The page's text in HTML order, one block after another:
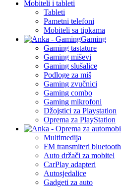
Mobiteli i tableti
Tableti
Pametni telefoni
Mobiteli sa tipkama
Gaming
Gaming tastature
Gaming miševi
Gaming slušalice
Podloge za miš
Gaming zvučnici
Gaming combo
Gaming mikrofoni
Džojstici za Playstation
Oprema za PlayStation
Multimedija
FM transmiteri bluetooth
Auto držači za mobitel
CarPlay adapteri
Autosjedalice
Gadgeti za auto